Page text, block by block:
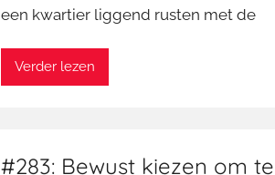
a
een kwartier liggend rusten met de
Verder lezen
#283: Bewust kiezen om